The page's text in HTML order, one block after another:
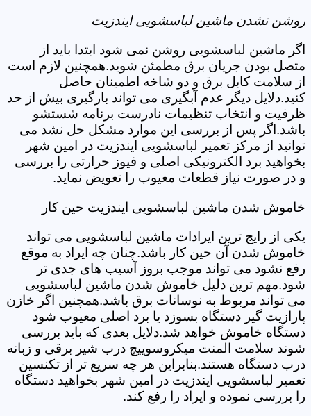
روشن نشدن ماشین لباسشویی ایندزیت
اگر ماشین لباسشویی روشن نمی شود ابتدا باید از
متصل بودن جریان برق مطمئن شوید.همچنین لازم است
از سلامت کابل برق و دو شاخه اطمینان حاصل
کنید.دلایل دیگر عدم آبگیری می تواند بارگیری بیش از حد
ظرفیت و انتخاب تنظیمات نادرست برنامه شستشو
باشد.اگر پس از بررسی این موارد مشکل حل نشد می
توانید از مرکز تعمیر لباسشویی ایندزیت در امین شهر
بخواهید برد الکترونیکی اصلی و فیوز حرارتی را بررسی
و در صورت نیاز قطعات معیوب را تعویض نماید.
خاموش شدن ماشین لباسشویی ایندزیت حین کار
یکی از رایج ترین ایرادات ماشین لباسشویی می تواند
خاموش شدن آن حین کار باشد.چنان چه ایراد به موقع
رفع نشود می تواند موجب بروز آسیب های جدی تر
شود.مهم ترین دلیل خاموش شدن ماشین لباسشویی
می تواند مربوط به نوسانات برق باشد.همچنین اگر خازن
پارازیت گیر دستگاه بسوزد یا برد اصلی معیوب شود
دستگاه خاموش خواهد شد.دلایل بعدی که باید بررسی
شوند سلامت المنت میکروسوییچ درب شیر برقی و زبانه
درب دستگاه هستند.بنابراین هر چه سریع تر از تکنسین
تعمیر لباسشویی ایندزیت در امین شهر بخواهید دستگاه
را بررسی نموده و ایراد را رفع کند.